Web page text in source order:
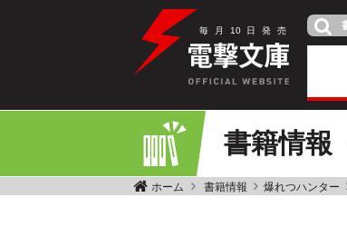
毎 月 10 日 発 売
書籍情報
ホーム 書籍情報 爆れつハンター